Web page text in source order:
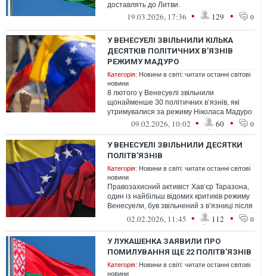
доставлять до Литви.
19.03.2026, 17:36 • 129 • 0
У ВЕНЕСУЕЛІ ЗВІЛЬНИЛИ КІЛЬКА
ДЕСЯТКІВ ПОЛІТИЧНИХ В’ЯЗНІВ
РЕЖИМУ МАДУРО
Категорія: Новини в світі: читати останні світові
новини
8 лютого у Венесуелі звільнили
щонайменше 30 політичних в’язнів, які
утримувалися за режиму Ніколаса Мадуро
09.02.2026, 10:02 • 60 • 0
У ВЕНЕСУЕЛІ ЗВІЛЬНИЛИ ДЕСЯТКИ
ПОЛІТВ'ЯЗНІВ
Категорія: Новини в світі: читати останні світові
новини
Правозахисний активіст Хав’єр Таразона,
один із найбільш відомих критиків режиму
Венесуели, був звільнений з в’язниці після
понад чотирьох з половиною...
02.02.2026, 11:45 • 112 • 0
У ЛУКАШЕНКА ЗАЯВИЛИ ПРО
ПОМИЛУВАННЯ ЩЕ 22 ПОЛІТВ’ЯЗНІВ
Категорія: Новини в світі: читати останні світові
новини